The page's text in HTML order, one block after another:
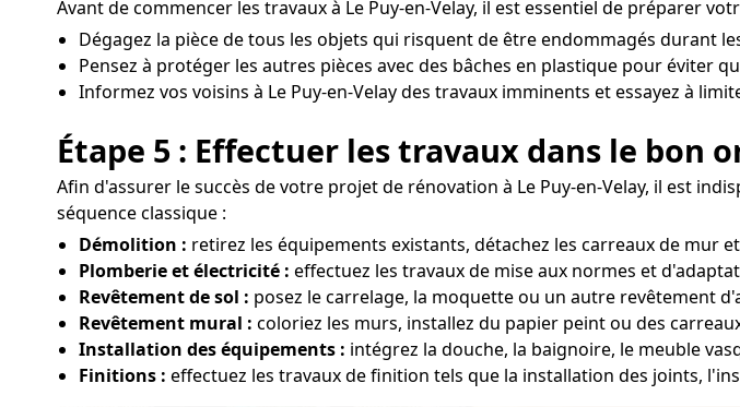
Avant de commencer les travaux à Le Puy-en-Velay, il est essentiel de préparer
Dégagez la pièce de tous les objets qui risquent de être endommagés durant
Pensez à protéger les autres pièces avec des bâches en plastique pour éviter
Informez vos voisins à Le Puy-en-Velay des travaux imminents et essayez à
Étape 5 : Effectuer les travaux dans le bon
Afin d'assurer le succès de votre projet de rénovation à Le Puy-en-Velay, il est
séquence classique :
Démolition : retirez les équipements existants, détachez les carreaux de mur
Plomberie et électricité : effectuez les travaux de mise aux normes et
Revêtement de sol : posez le carrelage, la moquette ou un autre revêtement
Revêtement mural : coloriez les murs, installez du papier peint ou des
Installation des équipements : intégrez la douche, la baignoire, le meuble
Finitions : effectuez les travaux de finition tels que la installation des joints,